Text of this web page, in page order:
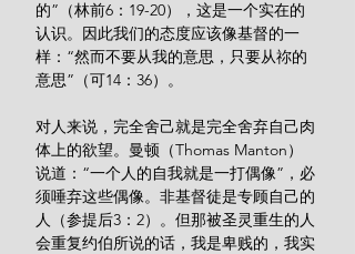
的”（林前6：19-20），这是一个实在的
认识。因此我们的态度应该像基督的一
样：“然而不要从我的意思，只要从祢的
意思”（可14：36）。
对人来说，完全舍己就是完全舍弃自己肉
体上的欲望。曼顿（Thomas Manton）
说道：“一个人的自我就是一打偶像”，必
须唾弃这些偶像。非基督徒是专顾自己的
人（参提后3：2）。但那被圣灵重生的人
会重复约伯所说的话，我是卑贱的，我实